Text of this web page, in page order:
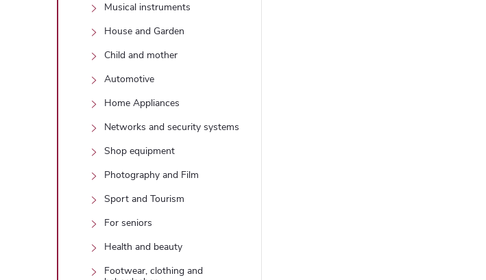
Musical instruments
House and Garden
Child and mother
Automotive
Home Appliances
Networks and security systems
Shop equipment
Photography and Film
Sport and Tourism
For seniors
Health and beauty
Footwear, clothing and